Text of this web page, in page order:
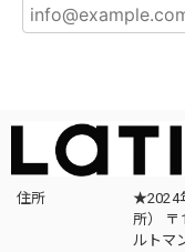
住所
★2024
所） 〒
ルトマ